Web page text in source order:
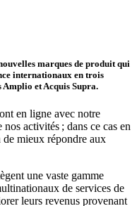
marques de produit qui
internationaux en trois
et Acquis Supra.
en ligne avec notre
activités ; dans ce cas en
mieux répondre aux
une vaste gamme
de services de
leurs revenus provenant